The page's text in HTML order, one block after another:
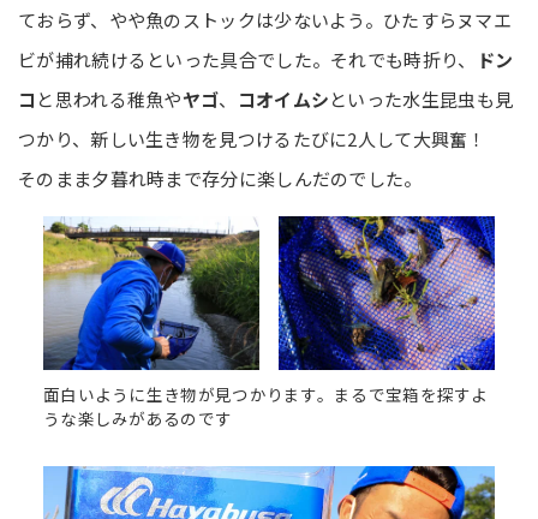
ておらず、やや魚のストックは少ないよう。ひたすらヌマエ
ビが捕れ続けるといった具合でした。それでも時折り、
ドン
コ と思われる稚魚やヤゴ、 コオイムシといった水生昆虫も見
つかり、新しい生き物を見つけるたびに2人して大興奮！
そのまま夕暮れ時まで存分に楽しんだのでした。
面白いように生き物が見つかります。まるで宝箱を探すよ
うな楽しみがあるのです